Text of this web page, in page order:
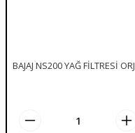
BAJAJ NS200 YAĞ FİLTRESİ ORJ